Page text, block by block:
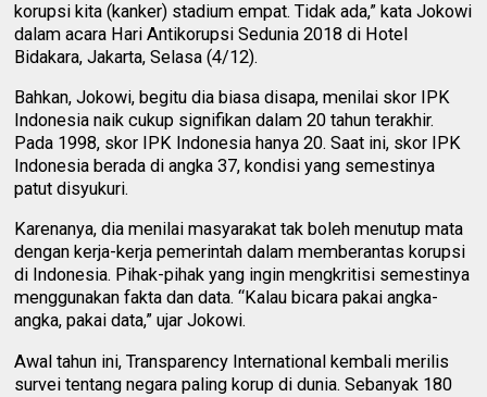
korupsi kita (kanker) stadium empat. Tidak ada,” kata Jokowi
dalam acara Hari Antikorupsi Sedunia 2018 di Hotel
Bidakara, Jakarta, Selasa (4/12).
Bahkan, Jokowi, begitu dia biasa disapa, menilai skor IPK
Indonesia naik cukup signifikan dalam 20 tahun terakhir.
Pada 1998, skor IPK Indonesia hanya 20. Saat ini, skor IPK
Indonesia berada di angka 37, kondisi yang semestinya
patut disyukuri.
Karenanya, dia menilai masyarakat tak boleh menutup mata
dengan kerja-kerja pemerintah dalam memberantas korupsi
di Indonesia. Pihak-pihak yang ingin mengkritisi semestinya
menggunakan fakta dan data. “Kalau bicara pakai angka-
angka, pakai data,” ujar Jokowi.
Awal tahun ini, Transparency International kembali merilis
survei tentang negara paling korup di dunia. Sebanyak 180